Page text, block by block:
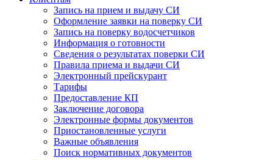
Запись на прием и выдачу СИ
Оформление заявки на поверку СИ
Запись на поверку водосчетчиков
Информация о готовности
Сведения о результатах поверки СИ
Правила приема и выдачи СИ
Электронный прейскурант
Тарифы
Предоставление КП
Заключение договора
Электронные формы документов
Приостановленные услуги
Важные объявления
Поиск нормативных документов